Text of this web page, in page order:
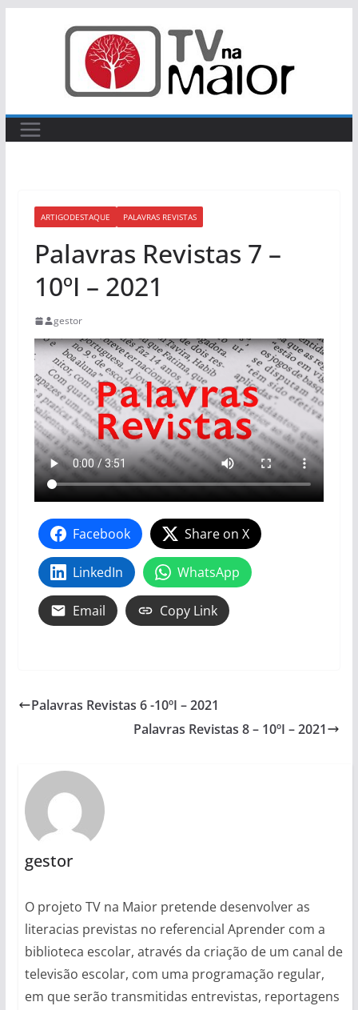
ARTIGODESTAQUE PALAVRAS REVISTAS
Palavras Revistas 7 –
10ºI – 2021
gestor
Facebook Share on X
LinkedIn WhatsApp
Email Copy Link
Palavras Revistas 6 -10ºI – 2021
Palavras Revistas 8 – 10ºI – 2021
gestor
O projeto TV na Maior pretende desenvolver as
literacias previstas no referencial Aprender com a
biblioteca escolar, através da criação de um canal de
televisão escolar, com uma programação regular,
em que serão transmitidas entrevistas, reportagens